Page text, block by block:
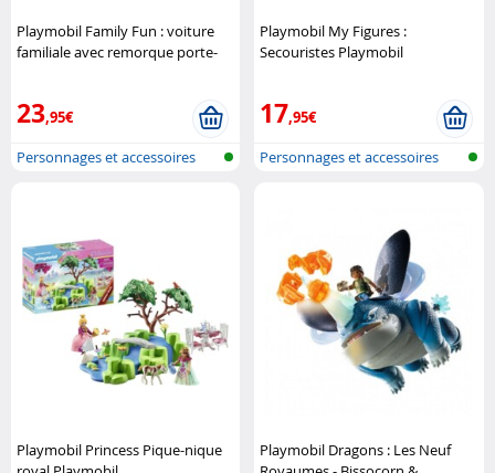
Playmobil Family Fun : voiture
familiale avec remorque porte-
23,95€
Personnages et accessoires
Playmobil My Figures :
Secouristes Playmobil
17,95€
Personnages et accessoires
Playmobil Princess Pique-nique
Playmobil Dragons : Les Neuf